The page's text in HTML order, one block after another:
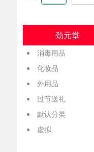
劲元堂
消毒用品
化妆品
外用品
过节送礼
默认分类
虚拟